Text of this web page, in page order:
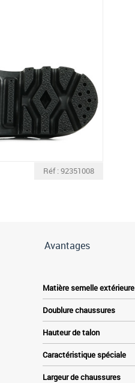
Réf : 92351008
Avantages
Matière semelle extérieure
Doublure chaussures
Hauteur de talon
Caractéristique spéciale
Largeur de chaussures